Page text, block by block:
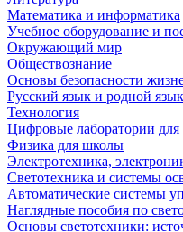
Математика и информатика
Учебное оборудование и
Окружающий мир
Обществознание
Основы безопасности
Русский язык и родной язык
Технология
Цифровые лаборатории
Физика для школы
Электротехника,
Светотехника и системы
Автоматические системы
Наглядные пособия по
Основы светотехники: